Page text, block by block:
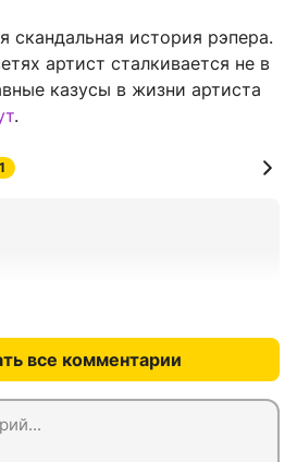
скандальная история рэпера.
артист сталкивается не в
казусы в жизни артиста
.
1
все комментарии